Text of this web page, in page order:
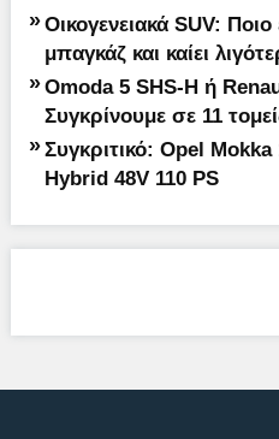
» Οικογενειακά SUV:
μπαγκάζ και καίει
» Omoda 5 SHS-H ή
Συγκρίνουμε σε 11
» Συγκριτικό: Opel
Hybrid 48V 110 PS